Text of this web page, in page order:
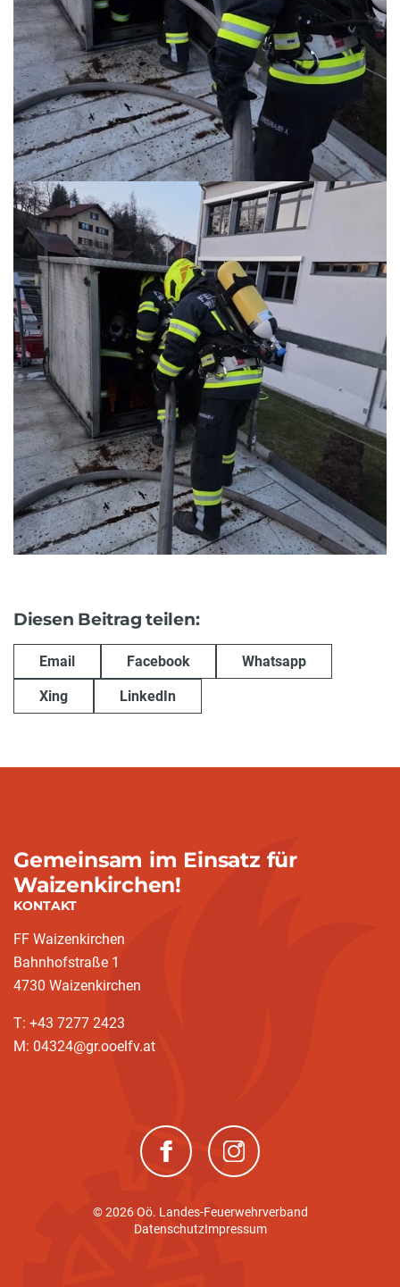
Diesen Beitrag teilen:
Email Facebook Whatsapp
Xing LinkedIn
Gemeinsam im Einsatz für
Waizenkirchen!
KONTAKT
FF Waizenkirchen
Bahnhofstraße 1
4730 Waizenkirchen
T: +43 7277 2423
M: 04324@gr.ooelfv.at
(neues Fenster)(neues Fenster)
© 2026 Oö. Landes-Feuerwehrverband
DatenschutzImpressum